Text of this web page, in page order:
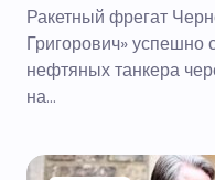
Ракетный фрегат
Григорович» успешно
нефтяных танкера
на…